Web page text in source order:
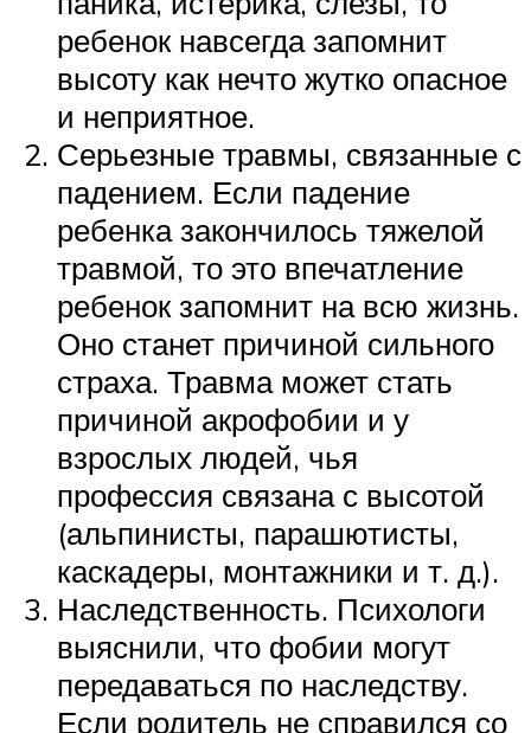
ребенок навсегда запомнит
высоту как нечто жутко опасное
и неприятное.
Серьезные травмы, связанные с
падением. Если падение
ребенка закончилось тяжелой
травмой, то это впечатление
ребенок запомнит на всю жизнь.
Оно станет причиной сильного
страха. Травма может стать
причиной акрофобии и у
взрослых людей, чья
профессия связана с высотой
(альпинисты, парашютисты,
каскадеры, монтажники и т. д.).
Наследственность. Психологи
выяснили, что фобии могут
передаваться по наследству.
Если родитель не справился со